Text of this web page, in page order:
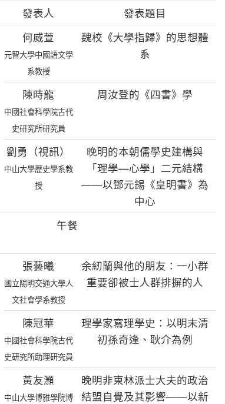
發表人
發表題目
何威萱
元智大學中國語文學
系教授
魏校《大學指歸》的思想體
系
陳時龍
中國社會科學院古代
史研究所研究員
周汝登的《四書》學
劉勇（視訊）
中山大學歷史學系教
授
晚明的本朝儒學史建構與
「理學—心學」二元結構
——以鄧元錫《皇明書》為
中心
午餐
張藝曦
國立陽明交通大學人
文社會學系教授
余紉蘭與他的朋友：一小群
重要卻被士人群排摒的人
陳冠華
中國社會科學院古代
史研究所助理研究員
理學家寫理學史：以明末清
初孫奇逢、耿介為例
黃友灝
中山大學博雅學院博
晚明非東林派士大夫的政治
結盟自覺及其影響——以新